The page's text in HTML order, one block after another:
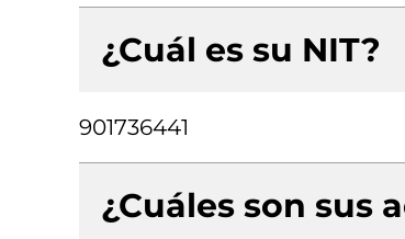
¿Cuál es su NIT?
901736441
¿Cuáles son sus